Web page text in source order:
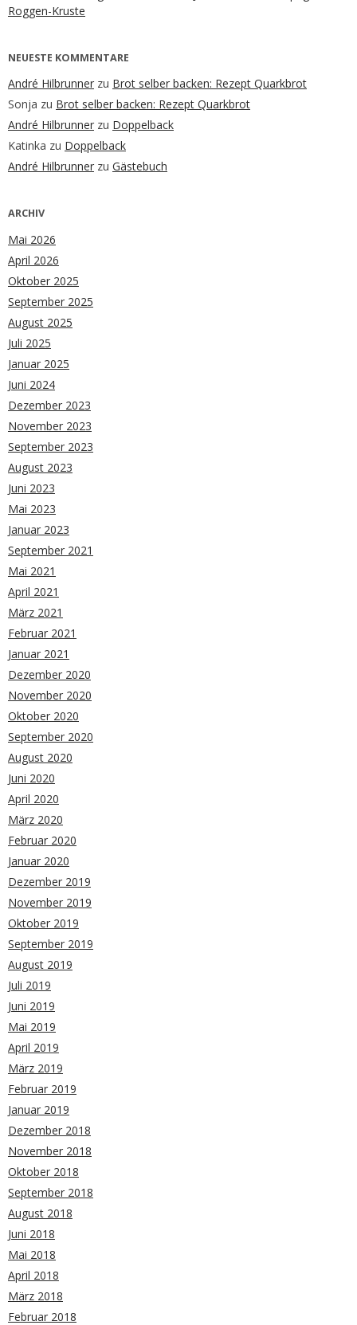
Roggen-Kruste
NEUESTE KOMMENTARE
André Hilbrunner zu Brot selber backen: Rezept Quarkbrot
Sonja zu Brot selber backen: Rezept Quarkbrot
André Hilbrunner zu Doppelback
Katinka zu Doppelback
André Hilbrunner zu Gästebuch
ARCHIV
Mai 2026
April 2026
Oktober 2025
September 2025
August 2025
Juli 2025
Januar 2025
Juni 2024
Dezember 2023
November 2023
September 2023
August 2023
Juni 2023
Mai 2023
Januar 2023
September 2021
Mai 2021
April 2021
März 2021
Februar 2021
Januar 2021
Dezember 2020
November 2020
Oktober 2020
September 2020
August 2020
Juni 2020
April 2020
März 2020
Februar 2020
Januar 2020
Dezember 2019
November 2019
Oktober 2019
September 2019
August 2019
Juli 2019
Juni 2019
Mai 2019
April 2019
März 2019
Februar 2019
Januar 2019
Dezember 2018
November 2018
Oktober 2018
September 2018
August 2018
Juni 2018
Mai 2018
April 2018
März 2018
Februar 2018